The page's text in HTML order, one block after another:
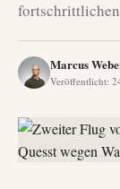
Marcus
Veröffentlicht: